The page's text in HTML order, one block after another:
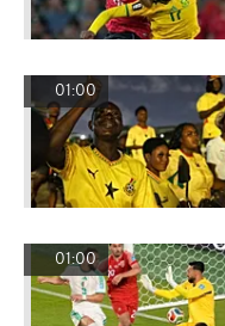
01:00
01:00